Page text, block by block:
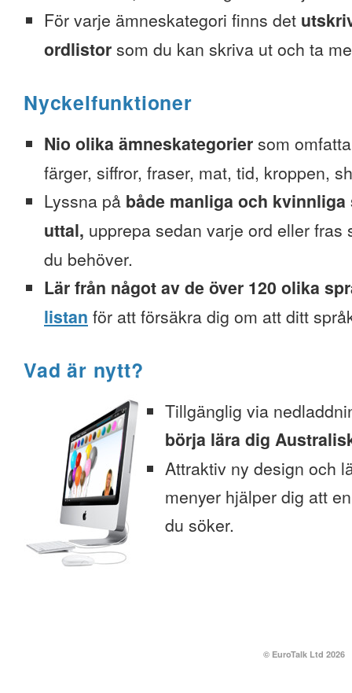
För varje ämneskategori finns det
ordlistor som du kan skriva ut och ta
Nyckelfunktioner
Nio olika ämneskategorier som
färger, siffror, fraser, mat, tid, kroppen,
Lyssna på både manliga och
uttal, upprepa sedan varje ord eller fras
du behöver.
Lär från något av de över 120 olika
listan för att försäkra dig om att ditt
Vad är nytt?
Tillgänglig via
börja lära dig
Attraktiv ny design och
menyer hjälper dig att
du söker.
© EuroTalk Ltd 2026